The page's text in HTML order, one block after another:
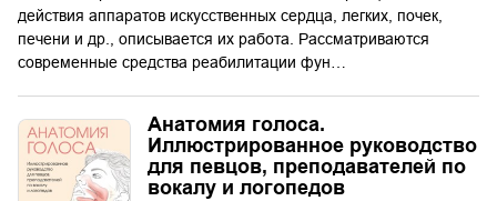
действия аппаратов искусственных сердца, легких, почек,
печени и др., описывается их работа. Рассматриваются
современные средства реабилитации фун…
Анатомия голоса.
Иллюстрированное руководство
для певцов, преподавателей по
вокалу и логопедов